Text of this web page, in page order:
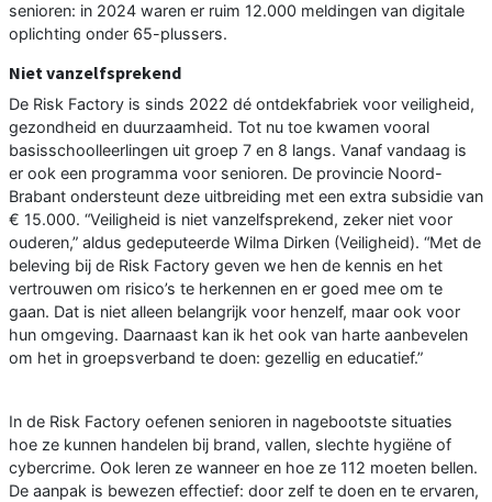
senioren: in 2024 waren er ruim 12.000 meldingen van digitale
oplichting onder 65-plussers.
Niet vanzelfsprekend
De Risk Factory is sinds 2022 dé ontdekfabriek voor veiligheid,
gezondheid en duurzaamheid. Tot nu toe kwamen vooral
basisschoolleerlingen uit groep 7 en 8 langs. Vanaf vandaag is
er ook een programma voor senioren. De provincie Noord-
Brabant ondersteunt deze uitbreiding met een extra subsidie van
€ 15.000. “Veiligheid is niet vanzelfsprekend, zeker niet voor
ouderen,” aldus gedeputeerde Wilma Dirken (Veiligheid). “Met de
beleving bij de Risk Factory geven we hen de kennis en het
vertrouwen om risico’s te herkennen en er goed mee om te
gaan. Dat is niet alleen belangrijk voor henzelf, maar ook voor
hun omgeving. Daarnaast kan ik het ook van harte aanbevelen
om het in groepsverband te doen: gezellig en educatief.”
In de Risk Factory oefenen senioren in nagebootste situaties
hoe ze kunnen handelen bij brand, vallen, slechte hygiëne of
cybercrime. Ook leren ze wanneer en hoe ze 112 moeten bellen.
De aanpak is bewezen effectief: door zelf te doen en te ervaren,